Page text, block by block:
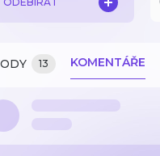
13 KOMENTÁŘE